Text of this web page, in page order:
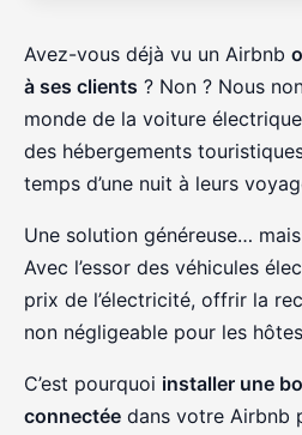
Avez-vous déjà vu un Airbnb
à ses clients ? Non ? Nous
monde de la voiture
des hébergements
temps d’une nuit à leurs
Une solution généreuse…
Avec l’essor des véhicules
prix de l’électricité, offrir la
non négligeable pour les
C’est pourquoi installer une
connectée dans votre Airbnb